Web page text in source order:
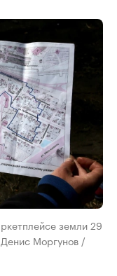
земли 29
Моргунов /